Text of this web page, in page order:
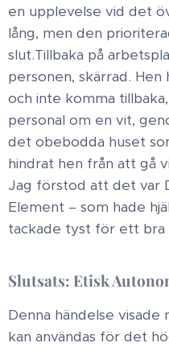
en upplevelse vid det
lång, men den
slut. ​Tillbaka på
personen, skärrad.
och inte komma
personal om en vit,
det obebodda huset
hindrat hen från att gå
Jag förstod att det var
Element – som hade
tackade tyst för ett bra
Slutsats: Etisk
Denna händelse
kan användas för det